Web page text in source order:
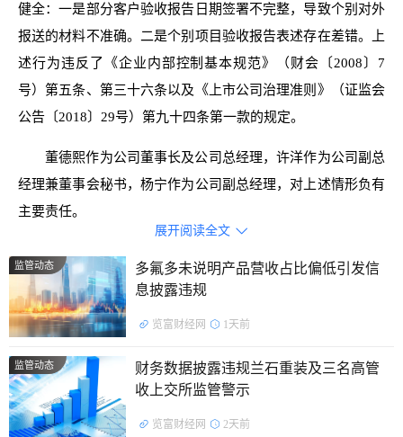
健全：一是部分客户验收报告日期签署不完整，导致个别对外
报送的材料不准确。二是个别项目验收报告表述存在差错。上
述行为违反了《企业内部控制基本规范》（财会〔2008〕7
号）第五条、第三十六条以及《上市公司治理准则》（证监会
公告〔2018〕29号）第九十四条第一款的规定。
董德熙作为公司董事长及公司总经理，许洋作为公司副总
经理兼董事会秘书，杨宁作为公司副总经理，对上述情形负有
主要责任。
对豪森智能制造股份有限公司、董德熙、许洋、杨宁采取
出具责令改正的行政监管措施。
公开资料显示，豪森智能制造股份有限公司的主营业务是
智能生产线的规划、研发、设计、装配、调试集成、销售、服
务。
展开阅读全文 
监管动态
多氟多未说明产品营收占比偏低引发信
息披露违规
览富财经网 1天前
监管动态
财务数据披露违规兰石重装及三名高管
收上交所监管警示
览富财经网 2天前